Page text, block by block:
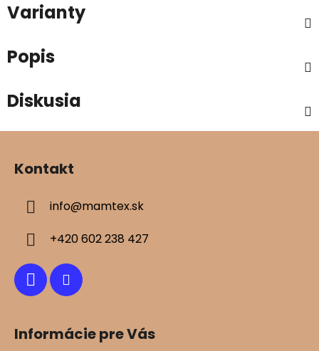
Varianty
Popis
Diskusia
Kontakt
info@mamtex.sk
+420 602 238 427
Informácie pre Vás